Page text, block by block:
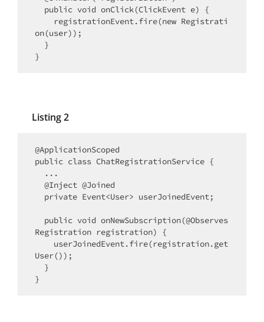
on(user));
}
Listing 2
@ApplicationScoped
public class ChatRegistrationService {
Registration registration) {
User());
}